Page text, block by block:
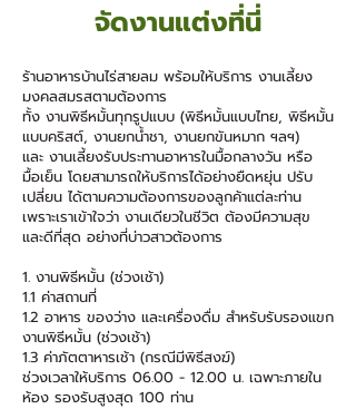
จัดงานแต่งที่นี่
ร้านอาหารบ้านไร่สายลม พร้อมให้บริการ งานเลี้ยง
มงคลสมรสตามต้องการ
ทั้ง งานพิธีหมั้นทุกรูปแบบ (พิธีหมั้นแบบไทย, พิธีหมั้น
แบบคริสต์, งานยกน้ำชา, งานยกขันหมาก ฯลฯ)
และ งานเลี้ยงรับประทานอาหารในมื้อกลางวัน หรือ
มื้อเย็น โดยสามารถให้บริการได้อย่างยืดหยุ่น ปรับ
เปลี่ยน ได้ตามความต้องการของลูกค้าแต่ละท่าน
เพราะเราเข้าใจว่า งานเดียวในชีวิต ต้องมีความสุข
และดีที่สุด อย่างที่บ่าวสาวต้องการ
1. งานพิธีหมั้น (ช่วงเช้า)
1.1 ค่าสถานที่
1.2 อาหาร ของว่าง และเครื่องดื่ม สำหรับรับรองแขก
งานพิธีหมั้น (ช่วงเช้า)
1.3 ค่าภัตตาหารเช้า (กรณีมีพิธีสงฆ์)
ช่วงเวลาให้บริการ 06.00 - 12.00 น. เฉพาะภายใน
ห้อง รองรับสูงสุด 100 ท่าน